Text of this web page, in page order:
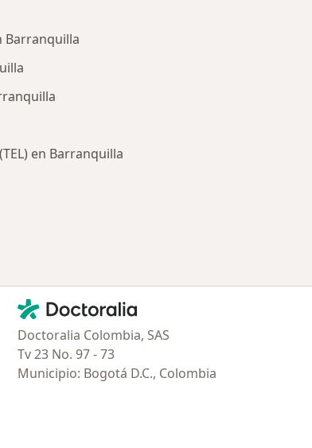
Barranquilla
en Barranquilla
Contacto
Doctoralia - Página de inicio
Doctoralia Colombia, SAS
Tv 23 No. 97 - 73
Municipio: Bogotá D.C., Colombia